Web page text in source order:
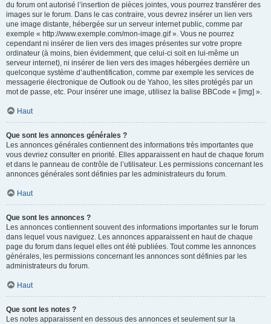
du forum ont autorisé l’insertion de pièces jointes, vous pourrez transférer des
images sur le forum. Dans le cas contraire, vous devrez insérer un lien vers
une image distante, hébergée sur un serveur internet public, comme par
exemple « http://www.exemple.com/mon-image.gif ». Vous ne pourrez
cependant ni insérer de lien vers des images présentes sur votre propre
ordinateur (à moins, bien évidemment, que celui-ci soit en lui-même un
serveur internet), ni insérer de lien vers des images hébergées derrière un
quelconque système d’authentification, comme par exemple les services de
messagerie électronique de Outlook ou de Yahoo, les sites protégés par un
mot de passe, etc. Pour insérer une image, utilisez la balise BBCode « [img] ».
Haut
Que sont les annonces générales ?
Les annonces générales contiennent des informations très importantes que
vous devriez consulter en priorité. Elles apparaissent en haut de chaque forum
et dans le panneau de contrôle de l’utilisateur. Les permissions concernant les
annonces générales sont définies par les administrateurs du forum.
Haut
Que sont les annonces ?
Les annonces contiennent souvent des informations importantes sur le forum
dans lequel vous naviguez. Les annonces apparaissent en haut de chaque
page du forum dans lequel elles ont été publiées. Tout comme les annonces
générales, les permissions concernant les annonces sont définies par les
administrateurs du forum.
Haut
Que sont les notes ?
Les notes apparaissent en dessous des annonces et seulement sur la